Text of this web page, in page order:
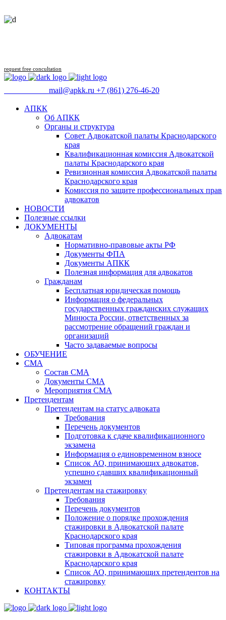
request free concultation
mail@apkk.ru +7 (861) 276-46-20
АПКК
Об АПКК
Органы и структура
Совет Адвокатской палаты Краснодарского
края
Квалификационная комиссия Адвокатской
палаты Краснодарского края
Ревизионная комиссия Адвокатской палаты
Краснодарского края
Комиссия по защите профессиональных прав
адвокатов
НОВОСТИ
Полезные ссылки
ДОКУМЕНТЫ
Адвокатам
Нормативно-правовые акты РФ
Документы ФПА
Документы АПКК
Полезная информация для адвокатов
Гражданам
Бесплатная юридическая помощь
Информация о федеральных
государственных гражданских служащих
Минюста России, ответственных за
рассмотрение обращений граждан и
организаций
Часто задаваемые вопросы
ОБУЧЕНИЕ
СМА
Состав СМА
Документы СМА
Мероприятия СМА
Претендентам
Претендентам на статус адвоката
Требования
Перечень документов
Подготовка к сдаче квалификационного
экзамена
Информация о единовременном взносе
Список АО, принимающих адвокатов,
успешно сдавших квалификационный
экзамен
Претендентам на стажировку
Требования
Перечень документов
Положение о порядке прохождения
стажировки в Адвокатской палате
Краснодарского края
Типовая программа прохождения
стажировки в Адвокатской палате
Краснодарского края
Список АО, принимающих претендентов на
стажировку
КОНТАКТЫ